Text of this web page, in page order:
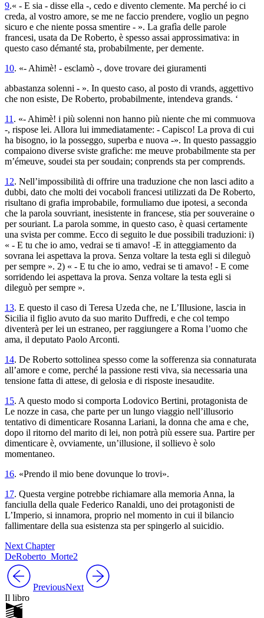
9.« - E sia - disse ella -, cedo e divento clemente. Ma perché io ci
creda, al vostro amore, se me ne faccio prendere, voglio un pegno
sicuro e che niente possa smentire - ». La grafìa delle parole
francesi, usata da De Roberto, è spesso assai approssimativa: in
questo caso démanté sta, probabilmente, perdemente.
10. «- Ahimè! - esclamò -, dove trovare dei giuramenti
abbastanza solenni - ». In questo caso, al posto di vrands, aggettivo
che non esiste, De Roberto, probabilmente, intendeva grands. ‘
11. «- Ahimè! i più solenni non hanno più niente che mi commuova
-, rispose lei. Allora lui immediatamente: - Capisco! La prova di cui
ha bisogno, io la posseggo, superba e nuova -». In questo passaggio
compaiono diverse sviste grafiche: me meuve probabilmente sta per
m’émeuve, soudei sta persoudain; conprends sta percomprends.
12. Nell’impossibilità di offrire una traduzione che non lasci adito a
dubbi, dato che molti dei vocaboli francesi utilizzati da De Roberto,
risultano di grafia improbabile, formuliamo due ipotesi, a seconda
che la parola souvriant, inesistente in francese, stia persouveraine o
persouriant. La parola somme, in questo caso, è quasi certamente
una svista percomme. Ecco di seguito le due possibili traduzioni: i)
« - E tu che io amo, vedrai se ti amavo! -E in atteggiamento da
sovrana lei aspettava la prova. Senza voltare la testa egli si dileguò
per sempre ». 2) « - E tu che io amo, vedrai se ti amavo! - E come
sorridendo lei aspettava la prova. Senza voltare la testa egli si
dileguò per sempre ».
13. E questo il caso di Teresa Uzeda che, ne L’Illusione, lascia in
Sicilia il figlio avuto da suo marito Duffredi, e che col tempo
diventerà per lei un estraneo, per raggiungere a Roma l’uomo che
ama, il deputato Paolo Arconti.
14. De Roberto sottolinea spesso come la sofferenza sia connaturata
all’amore e come, perché la passione resti viva, sia necessaria una
tensione fatta di attese, di gelosia e di risposte inesaudite.
15. A questo modo si comporta Lodovico Bertini, protagonista de
Le nozze in casa, che parte per un lungo viaggio nell’illusorio
tentativo di dimenticare Rosanna Lariani, la donna che ama e che,
dopo il ritorno del marito di lei, non potrà più essere sua. Partire per
dimenticare è, ovviamente, un’illusione, il sollievo è solo
momentaneo.
16. «Prendo il mio bene dovunque lo trovi».
17. Questa vergine potrebbe richiamare alla memoria Anna, la
fanciulla della quale Federico Ranaldi, uno dei protagonisti de
L’Imperio, si innamora, proprio nel momento in cui il bilancio
fallimentare della sua esistenza sta per spingerlo al suicidio.
Next Chapter
DeRoberto_Morte2
PreviousNext
Il libro